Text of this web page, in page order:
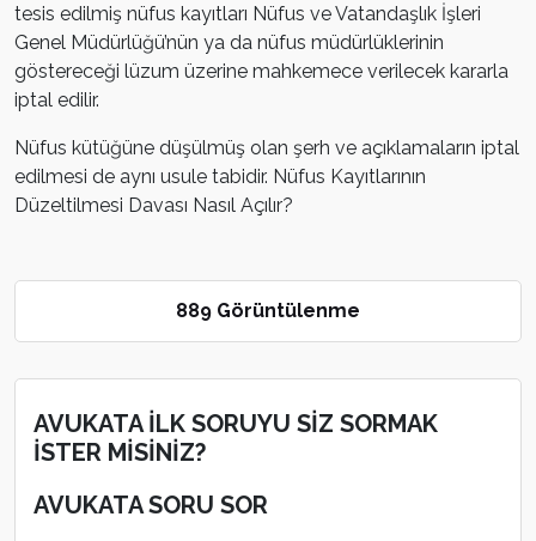
tesis edilmiş nüfus kayıtları Nüfus ve Vatandaşlık İşleri
Genel Müdürlüğü’nün ya da nüfus müdürlüklerinin
göstereceği lüzum üzerine mahkemece verilecek kararla
iptal edilir.
Nüfus kütüğüne düşülmüş olan şerh ve açıklamaların iptal
edilmesi de aynı usule tabidir. Nüfus Kayıtlarının
Düzeltilmesi Davası Nasıl Açılır?
889 Görüntülenme
AVUKATA İLK SORUYU SİZ SORMAK
İSTER MİSİNİZ?
AVUKATA SORU SOR